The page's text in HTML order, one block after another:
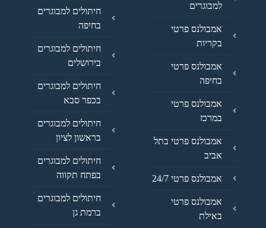
למבוגרים
אמבולנס פרטי
בקריות
אמבולנס פרטי
בחיפה
אמבולנס פרטי
במרכז
אמבולנס פרטי בתל
אביב
אמבולנס פרטי 24/7
אמבולנס פרטי
באילת
חיתולים למבוגרים
בחיפה
חיתולים למבוגרים
בירושלים
חיתולים למבוגרים
בכפר סבא
חיתולים למבוגרים
בראשון לציון
חיתולים למבוגרים
בפתח תקווה
חיתולים למבוגרים
ברמת גן